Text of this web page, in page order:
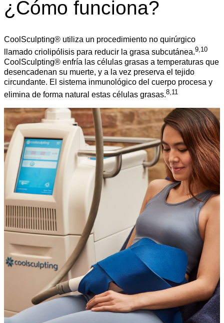
¿Cómo funciona?
CoolSculpting® utiliza un procedimiento no quirúrgico
llamado criolipólisis para reducir la grasa subcutánea.9,10
CoolSculpting® enfría las células grasas a temperaturas que
desencadenan su muerte, y a la vez preserva el tejido
circundante. El sistema inmunológico del cuerpo procesa y
elimina de forma natural estas células grasas.8,11